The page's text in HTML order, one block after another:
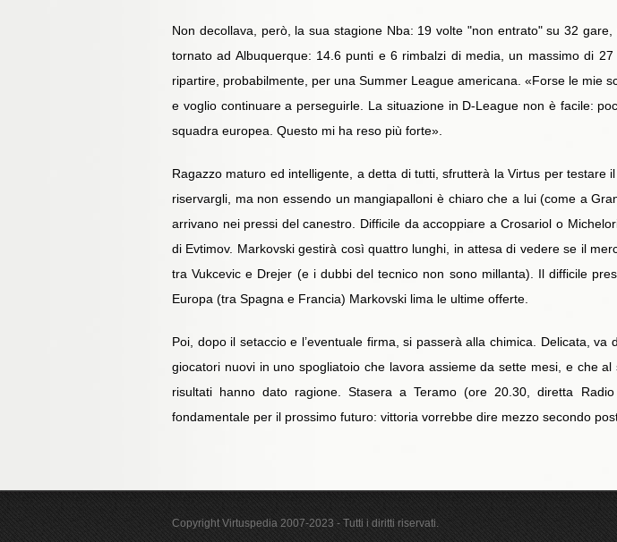
Non decollava, però, la sua stagione Nba: 19 volte "non entrato" su 32
tornato ad Albuquerque: 14.6 punti e 6 rimbalzi di media, un massimo di
ripartire, probabilmente, per una Summer League americana. «Forse le mie
e voglio continuare a perseguirle. La situazione in D-League non è facile:
squadra europea. Questo mi ha reso più forte».
Ragazzo maturo ed intelligente, a detta di tutti, sfrutterà la Virtus per
riservargli, ma non essendo un mangiapalloni è chiaro che a lui (come a
arrivano nei pressi del canestro. Difficile da accoppiare a Crosariol o
di Evtimov. Markovski gestirà così quattro lunghi, in attesa di vedere se il
tra Vukcevic e Drejer (e i dubbi del tecnico non sono millanta). Il difficile
Europa (tra Spagna e Francia) Markovski lima le ultime offerte.
Poi, dopo il setaccio e l’eventuale firma, si passerà alla chimica. Delicata,
giocatori nuovi in uno spogliatoio che lavora assieme da sette mesi, e che
risultati hanno dato ragione. Stasera a Teramo (ore 20.30, diretta
fondamentale per il prossimo futuro: vittoria vorrebbe dire mezzo secondo
Copyright Virtuspedia 2007-2023 - Tutti i diritti riservati.